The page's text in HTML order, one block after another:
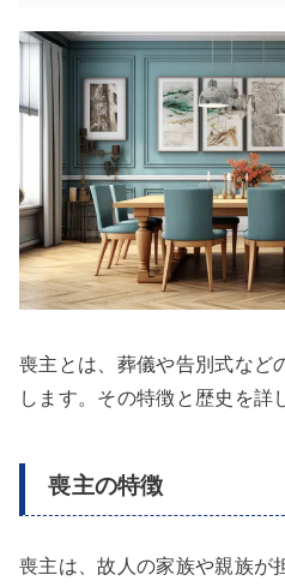
喪主とは、葬儀や告別式など
します。その特徴と歴史を詳
喪主の特徴
喪主は、故人の家族や親族が